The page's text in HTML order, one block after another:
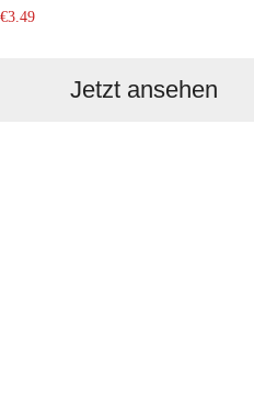
€3.49
Jetzt ansehen